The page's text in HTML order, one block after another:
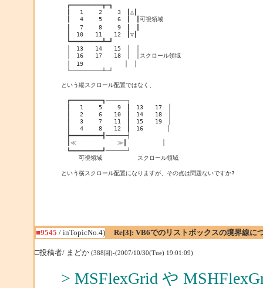
┏━━━━━━━━━┳━┓
┃　 1　　 2　　 3　┃△┃
┃　 4　　 5　　 6　┃　┃可視領域
┃　 7　　 8　　 9　┃　┃
┃　10　　11　　12　┃▽┃
┗━━━━━━━━━┻━┛
│　13　　14　　15　│　│
│　16　　17　　18　│　│スクロール領域
│　19　　　　　　　│　│
└─────────┴─┘
という縦スクロール配置ではなく、
┏━━━━━━━━━┓──────┐
┃　 1　　 5　　 9　┃　13　　17　│
┃　 2　　 6　　10　┃　14　　18　│
┃　 3　　 7　　11　┃　15　　19　│
┃　 4　　 8　　12　┃　16　　　　│
┣━━━━━━━━━┫──────┤
┃≪　　　　　　　≫┃　　　　　　│
┗━━━━━━━━━┛──────┘
可視領域　　　　　　スクロール領域
という横スクロール配置になりますが、その点は問題ないですか?
■9545 / inTopicNo.4) Re[3]: VB6でのリストボックスの境界線に
□投稿者/ まどか (388回)-(2007/10/30(Tue) 19:01:09)
> MSFlexGrid や